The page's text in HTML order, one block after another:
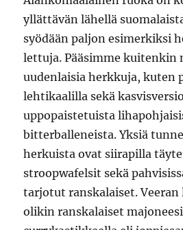
yllättävän lähellä
syödään paljon esimerkiksi
lettuja. Pääsimme kuitenkin
uudenlaisia herkkuja, kuten
lehtikaalilla sekä
uppopaistetuista
bitterballeneista. Yksiä
herkuista ovat siirapilla
stroopwafelsit sekä
tarjotut ranskalaiset.
olikin ranskalaiset